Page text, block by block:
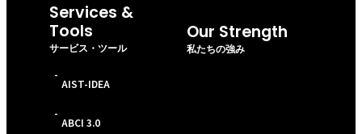
Services &
Tools
サービス・ツール
-
AIST-IDEA
-
ABCI 3.0
Our Strength
私たちの強み